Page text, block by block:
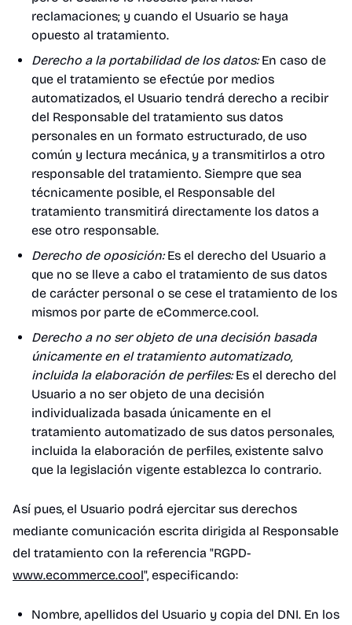
reclamaciones; y cuando el Usuario se haya
opuesto al tratamiento.
Derecho a la portabilidad de los datos:En caso de
que el tratamiento se efectúe por medios
automatizados, el Usuario tendrá derecho a recibir
del Responsable del tratamiento sus datos
personales en un formato estructurado, de uso
común y lectura mecánica, y a transmitirlos a otro
responsable del tratamiento. Siempre que sea
técnicamente posible, el Responsable del
tratamiento transmitirá directamente los datos a
ese otro responsable.
Derecho de oposición:Es el derecho del Usuario a
que no se lleve a cabo el tratamiento de sus datos
de carácter personal o se cese el tratamiento de los
mismos por parte de eCommerce.cool.
Derecho a no ser objeto de una decisión basada
únicamente en el tratamiento automatizado,
incluida la elaboración de perfiles:Es el derecho del
Usuario a no ser objeto de una decisión
individualizada basada únicamente en el
tratamiento automatizado de sus datos personales,
incluida la elaboración de perfiles, existente salvo
que la legislación vigente establezca lo contrario.
Así pues, el Usuario podrá ejercitar sus derechos
mediante comunicación escrita dirigida al Responsable
del tratamiento con la referencia "RGPD-
www.ecommerce.cool", especificando:
Nombre, apellidos del Usuario y copia del DNI. En los